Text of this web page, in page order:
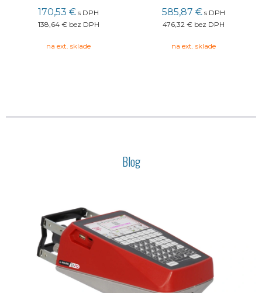
170,53 € s DPH
138,64 € bez DPH
na ext. sklade
585,87 € s DPH
476,32 € bez DPH
na ext. sklade
Blog